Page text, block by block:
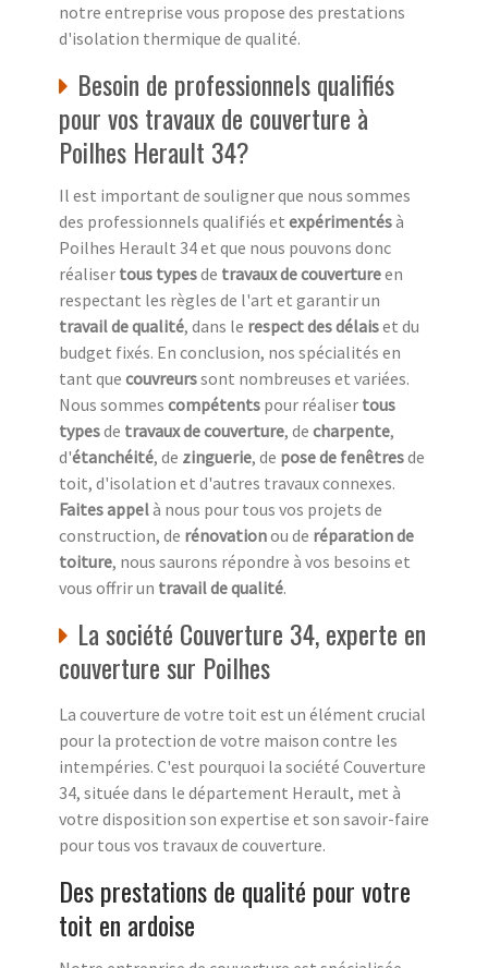
notre entreprise vous propose des prestations
d'isolation thermique de qualité.
Besoin de professionnels qualifiés
pour vos travaux de couverture à
Poilhes Herault 34?
Il est important de souligner que nous sommes
des professionnels qualifiés et expérimentésà
Poilhes Herault 34 et que nous pouvons donc
réaliser tous typesde travaux de couvertureen
respectant les règles de l'art et garantir un
travail de qualité, dans le respect des délaiset du
budget fixés. En conclusion, nos spécialités en
tant que couvreurssont nombreuses et variées.
Nous sommes compétents pour réaliser tous
typesde travaux de couverture, de charpente,
d'étanchéité, de zinguerie, de pose de fenêtresde
toit, d'isolation et d'autres travaux connexes.
Faites appelà nous pour tous vos projets de
construction, de rénovationou de réparation de
toiture, nous saurons répondre à vos besoins et
vous offrir un travail de qualité.
La société Couverture 34, experte en
couverture sur Poilhes
La couverture de votre toit est un élément crucial
pour la protection de votre maison contre les
intempéries. C'est pourquoi la société Couverture
34, située dans le département Herault, met à
votre disposition son expertise et son savoir-faire
pour tous vos travaux de couverture.
Des prestations de qualité pour votre
toit en ardoise